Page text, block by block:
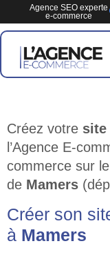
Agence SEO experte
e-commerce
Créez votre site
l’Agence E-
commerce sur
de Mamers
Créer son
à Mamers